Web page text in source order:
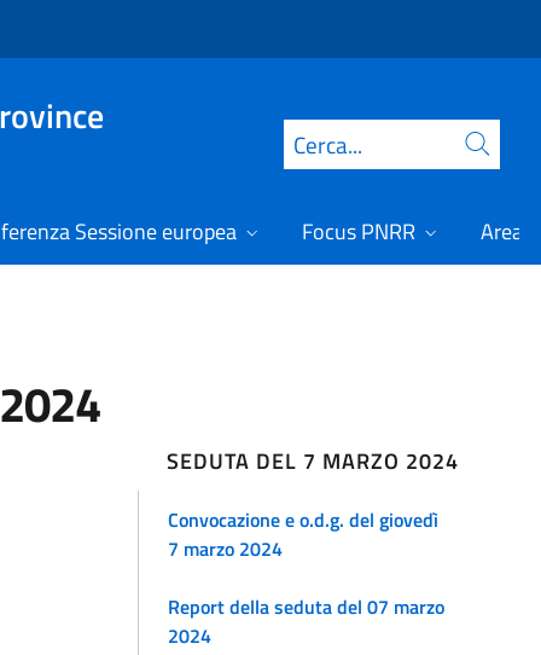
Cerca
Sessione europea Focus PNRR Area
SEDUTA DEL 7 MARZO 2024
Convocazione e o.d.g. del giovedì
7 marzo 2024
Report della seduta del 07 marzo
2024